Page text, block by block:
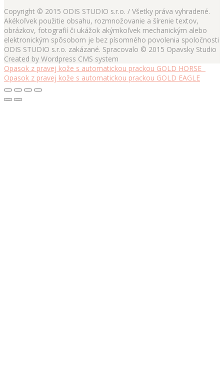
Copyright © 2015 ODIS STUDIO s.r.o. / Všetky práva vyhradené.
Akékoľvek použitie obsahu, rozmnožovanie a šírenie textov,
obrázkov, fotografií či ukážok akýmkoľvek mechanickým alebo
elektronickým spôsobom je bez písomného povolenia spoločnosti
ODIS STUDIO s.r.o. zakázané. Spracovalo © 2015 Opavsky Studio
Created by Wordpress CMS system
Opasok z pravej kože s automatickou prackou GOLD HORSE
Opasok z pravej kože s automatickou prackou GOLD EAGLE